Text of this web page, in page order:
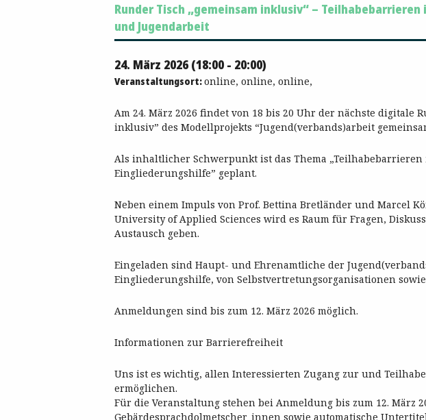
Runder Tisch „gemeinsam inklusiv“ –
und Jugendarbeit
24. März 2026 (18:00 - 20:00)
Veranstaltungsort:online, online, online,
Am 24. März 2026 findet von 18 bis 20 Uhr der nächste digitale
inklusiv” des Modellprojekts “Jugend(verbands)arbeit
Als inhaltlicher Schwerpunkt ist das Thema
Eingliederungshilfe” geplant.
Neben einem Impuls von Prof. Bettina Bretländer und Marcel
University of Applied Sciences wird es Raum für Fragen,
Austausch geben.
Eingeladen sind Haupt- und Ehrenamtliche der
Eingliederungshilfe, von Selbstvertretungsorganisationen
Anmeldungen sind bis zum 12. März 2026 möglich.
Informationen zur Barrierefreiheit
Uns ist es wichtig, allen Interessierten Zugang zur und
ermöglichen.
Für die Veranstaltung stehen bei Anmeldung bis zum 12. März
Gebärdesprachdolmetscher_innen sowie automatische